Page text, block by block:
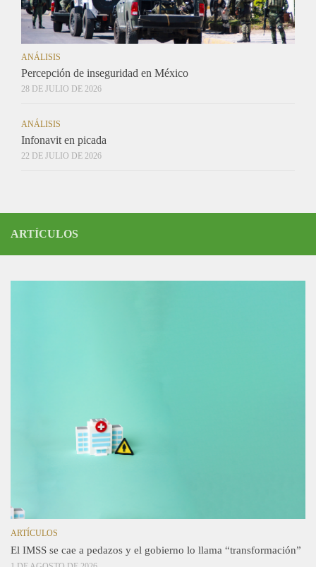
ANÁLISIS
Percepción de inseguridad en México
28 DE JULIO DE 2026
ANÁLISIS
Infonavit en picada
22 DE JULIO DE 2026
ARTÍCULOS
ARTÍCULOS
El IMSS se cae a pedazos y el gobierno lo llama “transformación”